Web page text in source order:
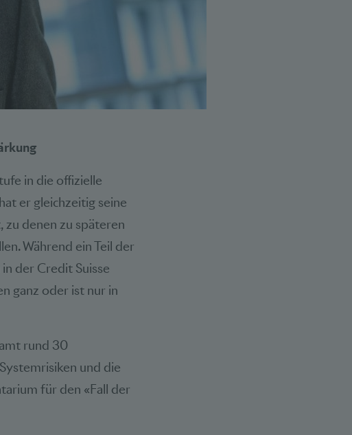
in die offizielle
er gleichzeitig seine
zu denen zu späteren
Während ein Teil der
der Credit Suisse
ganz oder ist nur in
rund 30
und die
für den «Fall der